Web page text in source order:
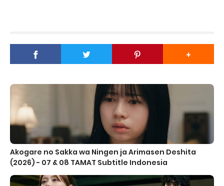
Akogare no Sakka wa Ningen ja Arimasen Deshita
(2026) - 07 & 08 TAMAT Subtitle Indonesia